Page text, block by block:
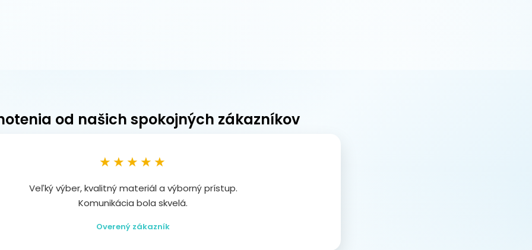
od našich spokojných zákazníkov
★★★★★
Veľký výber, kvalitný materiál a výborný prístup.
Komunikácia bola skvelá.
Overený zákazník